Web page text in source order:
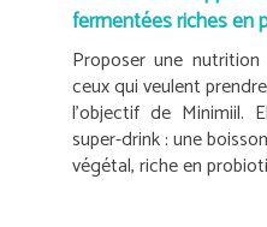
fermentées riches en
Proposer une
ceux qui veulent
l’objectif de Minimiil.
super-drink : une
végétal, riche en